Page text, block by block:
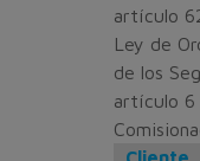
artículo
Ley de
de los
artículo 6